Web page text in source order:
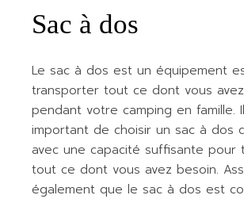
Sac à dos
Le sac à dos est un équipement
transporter tout ce dont vous
pendant votre camping en famille.
important de choisir un sac à dos
avec une capacité suffisante pour
tout ce dont vous avez besoin.
également que le sac à dos est